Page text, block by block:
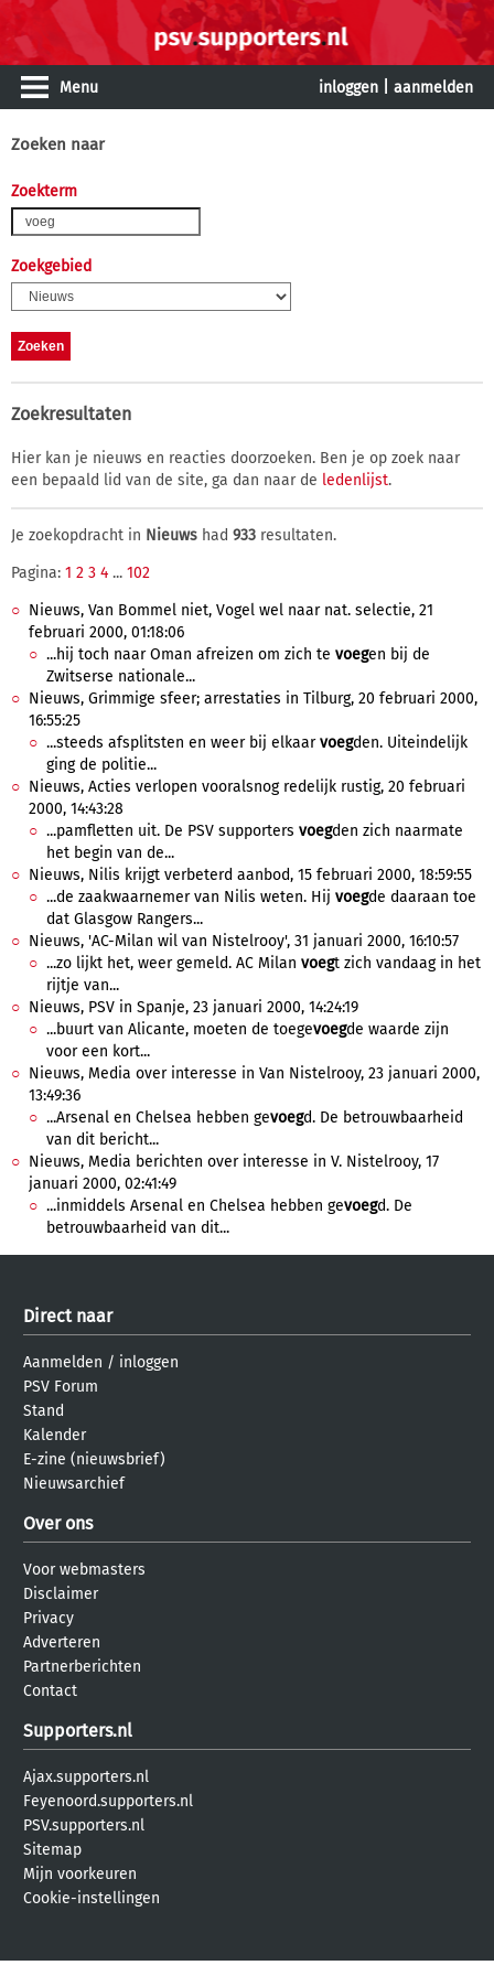
Menu inloggen aanmelden
Zoeken naar
Zoekterm
Zoekgebied
Zoekresultaten
Hier kan je nieuws en reacties doorzoeken. Ben je op zoek naar
een bepaald lid van de site, ga dan naar de ledenlijst.
Je zoekopdracht in Nieuws had 933 resultaten.
Pagina: 1 2 3 4 ... 102
Nieuws, Van Bommel niet, Vogel wel naar nat. selectie, 21
februari 2000, 01:18:06
...hij toch naar Oman afreizen om zich te voegen bij de
Zwitserse nationale...
Nieuws, Grimmige sfeer; arrestaties in Tilburg, 20 februari 2000,
16:55:25
...steeds afsplitsten en weer bij elkaarvoegden. Uiteindelijk
ging de politie...
Nieuws, Acties verlopen vooralsnog redelijk rustig, 20 februari
2000, 14:43:28
...pamfletten uit. De PSV supporters voegden zich naarmate
het begin van de...
Nieuws, Nilis krijgt verbeterd aanbod, 15 februari 2000, 18:59:55
...de zaakwaarnemer van Nilis weten. Hij voegde daaraan toe
dat Glasgow Rangers...
Nieuws, 'AC-Milan wil van Nistelrooy', 31 januari 2000, 16:10:57
...zo lijkt het, weer gemeld. AC Milan voegt zich vandaag in het
rijtje van...
Nieuws, PSV in Spanje, 23 januari 2000, 14:24:19
...buurt van Alicante, moeten de toegevoegde waarde zijn
voor een kort...
Nieuws, Media over interesse in Van Nistelrooy, 23 januari 2000,
13:49:36
...Arsenal en Chelsea hebben gevoegd. De betrouwbaarheid
van dit bericht...
Nieuws, Media berichten over interesse in V. Nistelrooy, 17
januari 2000, 02:41:49
...inmiddels Arsenal en Chelsea hebben gevoegd. De
betrouwbaarheid van dit...
Direct naar
Aanmelden / inloggen
PSV Forum
Stand
Kalender
E-zine (nieuwsbrief)
Nieuwsarchief
Over ons
Voor webmasters
Disclaimer
Privacy
Adverteren
Partnerberichten
Contact
Supporters.nl
Ajax.supporters.nl
Feyenoord.supporters.nl
PSV.supporters.nl
Sitemap
Mijn voorkeuren
Cookie-instellingen